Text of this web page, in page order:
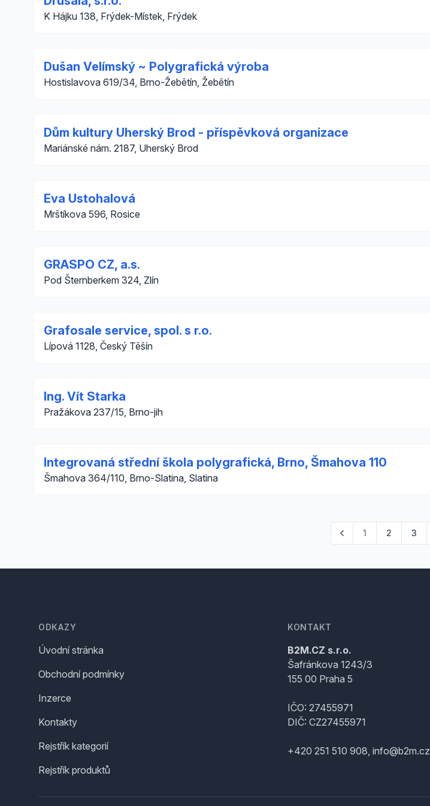
K Hájku 138, Frýdek-Místek, Frýdek
Dušan Velímský ~ Polygrafická výroba
Hostislavova 619/34, Brno-Žebětín, Žebětín
Dům kultury Uherský Brod - příspěvková organizace
Mariánské nám. 2187, Uherský Brod
Eva Ustohalová
Mrštíkova 596, Rosice
GRASPO CZ, a.s.
Pod Šternberkem 324, Zlín
Grafosale service, spol. s r.o.
Lípová 1128, Český Těšín
Ing. Vít Starka
Pražákova 237/15, Brno-jih
Integrovaná střední škola polygrafická, Brno, Šmahova 110
Šmahova 364/110, Brno-Slatina, Slatina
1 2 3
ODKAZY
Úvodní stránka
Obchodní podmínky
Inzerce
Kontakty
Rejstřík kategorií
Rejstřík produktů
KONTAKT
B2M.CZ s.r.o.
Šafránkova 1243/3
155 00 Praha 5
IČO: 27455971
DIČ: CZ27455971
+420 251 510 908, info@b2m.cz